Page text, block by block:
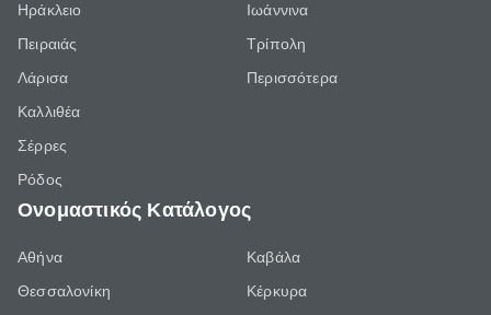
Ηράκλειο
Πειραιάς
Λάρισα
Καλλιθέα
Σέρρες
Ρόδος
Ιωάννινα
Τρίπολη
Περισσότερα
Ονομαστικός Κατάλογος
Αθήνα
Θεσσαλονίκη
Καβάλα
Κέρκυρα